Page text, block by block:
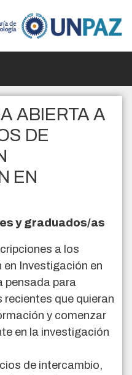
ABIERTA A
DE
EN
y graduados/as
a los
Investigación en
pensada para
que quieran
y comenzar
en la investigación
de intercambio,